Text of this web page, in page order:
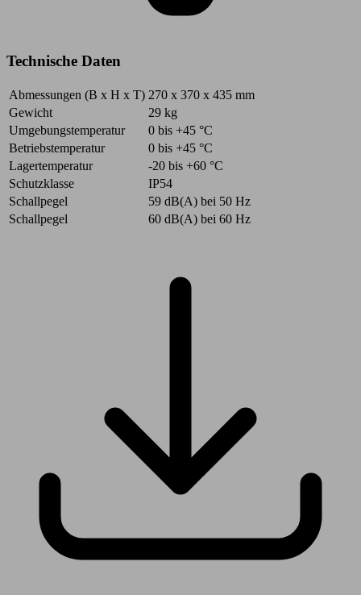
Technische Daten
Abmessungen (B x H x T) 270 x 370 x 435 mm
Gewicht
29 kg
Umgebungstemperatur
0 bis +45 °C
Betriebstemperatur
0 bis +45 °C
Lagertemperatur
-20 bis +60 °C
Schutzklasse
IP54
Schallpegel
59 dB(A) bei 50 Hz
Schallpegel
60 dB(A) bei 60 Hz